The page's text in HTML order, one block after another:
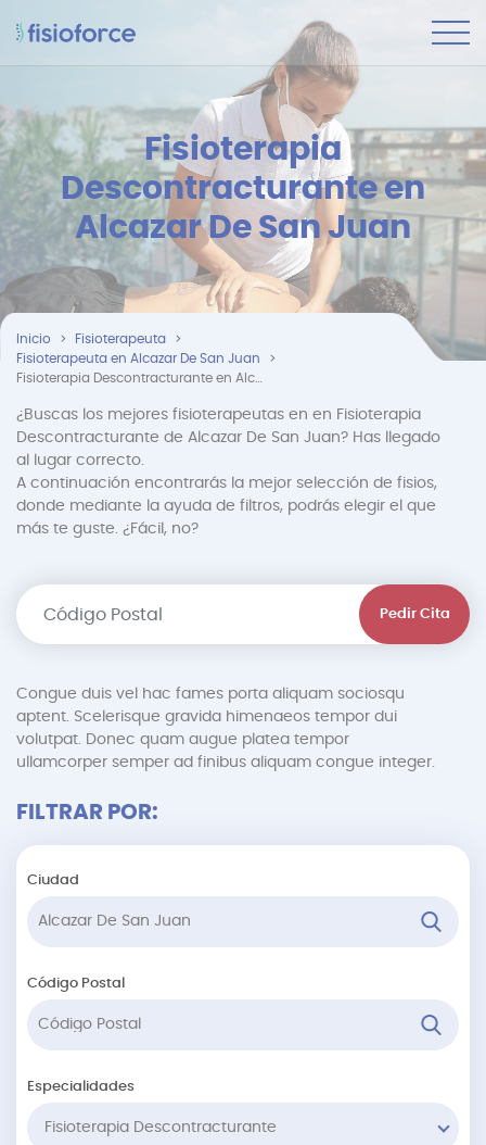
Fisioterapia
Descontracturante en
Alcazar De San Juan
Inicio
Fisioterapeuta
Fisioterapeuta en Alcazar De San Juan
¿Buscas los mejores fisioterapeutas en en Fisioterapia
Descontracturante de Alcazar De San Juan? Has llegado
al lugar correcto.
A continuación encontrarás la mejor selección de fisios,
donde mediante la ayuda de filtros, podrás elegir el que
más te guste. ¿Fácil, no?
Pedir Cita
Congue duis vel hac fames porta aliquam sociosqu
aptent. Scelerisque gravida himenaeos tempor dui
volutpat. Donec quam augue platea tempor
ullamcorper semper ad finibus aliquam congue integer.
FILTRAR POR:
Ciudad
Código Postal
Especialidades
Fisioterapia Descontracturante